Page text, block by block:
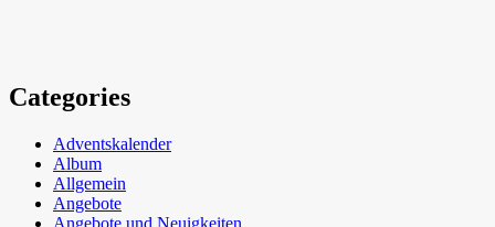
Categories
Adventskalender
Album
Allgemein
Angebote
Angebote und Neuigkeiten